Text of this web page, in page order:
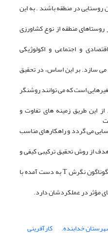
روستایی در منطقه باشند . به این
منطقه از نوع کشاورزی
و اجتماعی و اکولوژیکی
می سازد. بر این اساس، در تحقیق
است که می توانند روشنگر
این طریق زمینه های تفاوت و
می گردد و راهکارهای مناسب
از روش تحقیق ترکیبی کیفی و
نشان از وجود تفاوت در جنبه های گوناگون نگرش T به دست آمده با
مؤثر در عملکردشان دارد.
خدابنده. کارآفرینی